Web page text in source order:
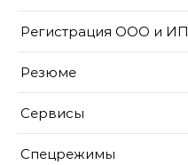
Регистрация ООО и ИП
Резюме
Сервисы
Спецрежимы